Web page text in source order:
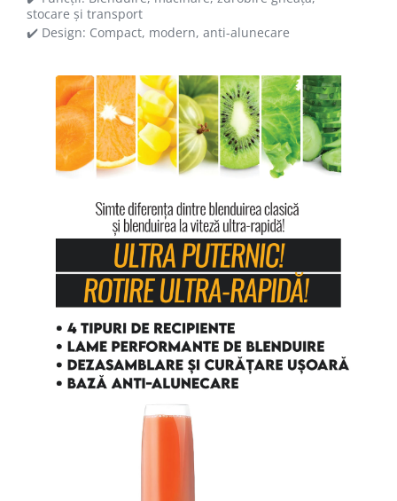
stocare și transport
✔️ Design: Compact, modern, anti-alunecare